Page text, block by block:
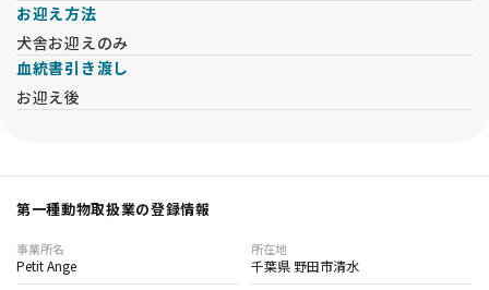
お迎え方法
犬舎お迎えのみ
血統書引き渡し
お迎え後
第一種動物取扱業の登録情報
事業所名
Petit Ange
所在地
千葉県 野田市清水